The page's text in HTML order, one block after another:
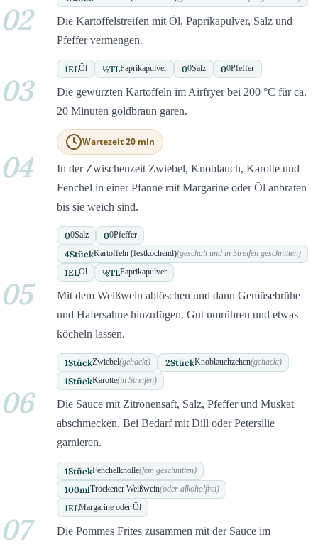
02
Die Kartoffelstreifen mit Öl, Paprikapulver, Salz und
Pfeffer vermengen.
1ELÖl ½TLPaprikapulver 00Salz 00Pfeffer
03
Die gewürzten Kartoffeln im Airfryer bei 200 °C für ca.
20 Minuten goldbraun garen.
Wartezeit 20 min
04
In der Zwischenzeit Zwiebel, Knoblauch, Karotte und
Fenchel in einer Pfanne mit Margarine oder Öl anbraten
bis sie weich sind.
00Salz 00Pfeffer
4StückKartoffeln (festkochend)(geschält und in Streifen geschnitten)
1ELÖl ½TLPaprikapulver
05
Mit dem Weißwein ablöschen und dann Gemüsebrühe
und Hafersahne hinzufügen. Gut umrühren und etwas
köcheln lassen.
1StückZwiebel(gehackt) 2StückKnoblauchzehen(gehackt)
1StückKarotte(in Streifen)
06
Die Sauce mit Zitronensaft, Salz, Pfeffer und Muskat
abschmecken. Bei Bedarf mit Dill oder Petersilie
garnieren.
1StückFenchelknolle(fein geschnitten)
100mlTrockener Weißwein(oder alkoholfrei)
1ELMargarine oder Öl
07
Die Pommes Frites zusammen mit der Sauce im